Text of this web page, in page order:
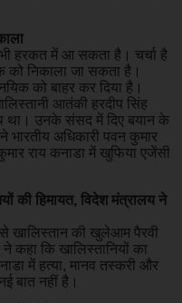
हरकत में आ सकता है। चर्चा है
को निकाला जा सकता है।
को बाहर कर दिया है।
आतंकी हरदीप सिंह
था। उनके संसद में दिए बयान के
भारतीय अधिकारी पवन कुमार
राय कनाडा में खुफिया एजेंसी
की हिमायत, विदेश मंत्रालय ने
खालिस्तान की खुलेआम पैरवी
कहा कि खालिस्तानियों का
में हत्या, मानव तस्करी और
बात नहीं है।